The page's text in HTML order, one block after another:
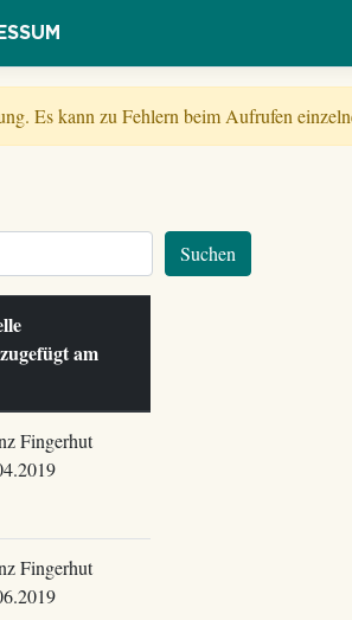
Es kann zu Fehlern beim Aufrufen
Suchen
am
Fingerhut
Fingerhut